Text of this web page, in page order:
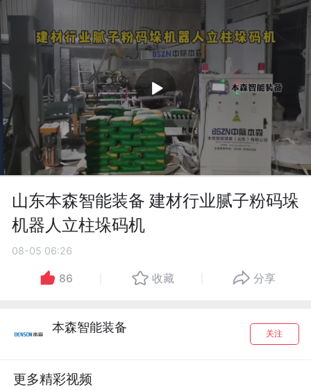
山东本森智能装备 建材行业腻子粉码垛
机器人立柱垛码机
08-05 06:26
86 收藏 分享
本森智能装备 关注
更多精彩视频